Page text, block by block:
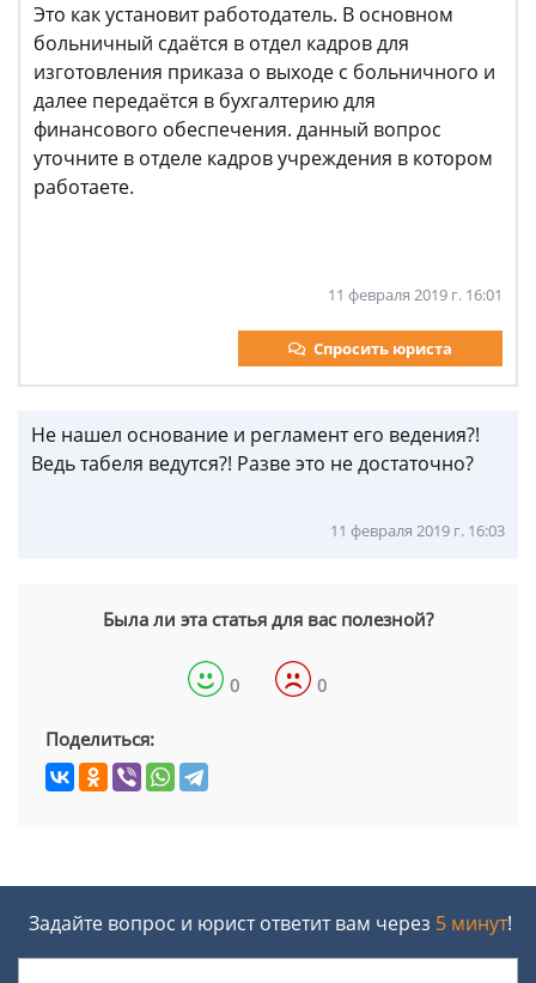
Это как установит работодатель. В основном
больничный сдаётся в отдел кадров для
изготовления приказа о выходе с больничного и
далее передаётся в бухгалтерию для
финансового обеспечения. данный вопрос
уточните в отделе кадров учреждения в котором
работаете.
11 февраля 2019 г. 16:01
Спросить юриста
Не нашел основание и регламент его ведения?!
Ведь табеля ведутся?! Разве это не достаточно?
11 февраля 2019 г. 16:03
Была ли эта статья для вас полезной?
0 0
Поделиться:
Задайте вопрос и юрист ответит вам через 5 минут!